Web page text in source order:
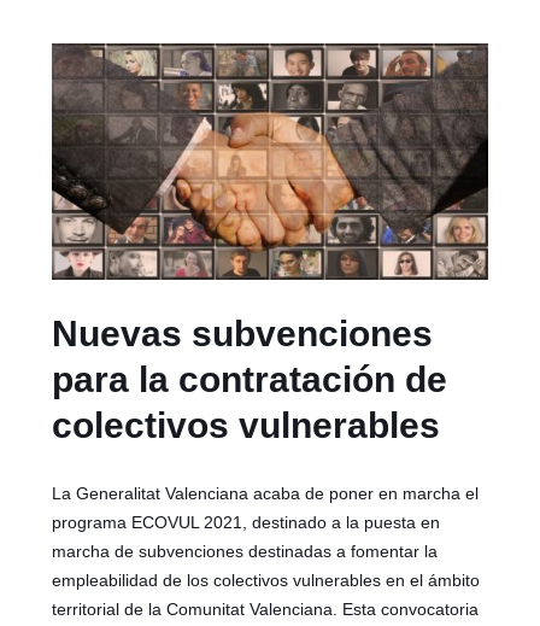
Nuevas subvenciones
para la contratación de
colectivos vulnerables
La Generalitat Valenciana acaba de poner en marcha el
programa ECOVUL 2021, destinado a la puesta en
marcha de subvenciones destinadas a fomentar la
empleabilidad de los colectivos vulnerables en el ámbito
territorial de la Comunitat Valenciana. Esta convocatoria